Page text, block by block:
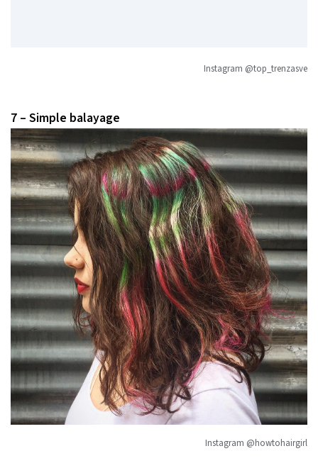
Instagram @top_trenzasve
7 – Simple balayage
Instagram @howtohairgirl